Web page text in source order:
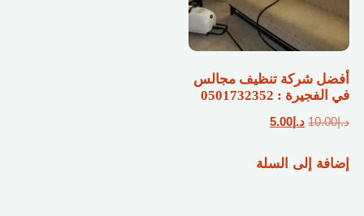
أفضل شركة تنظيف مجالس
في الفجيرة : 0501732352
د.إ10.00 السعر
هو:
د.إ 5.00السعر
هو:
إضافة إلى السلة